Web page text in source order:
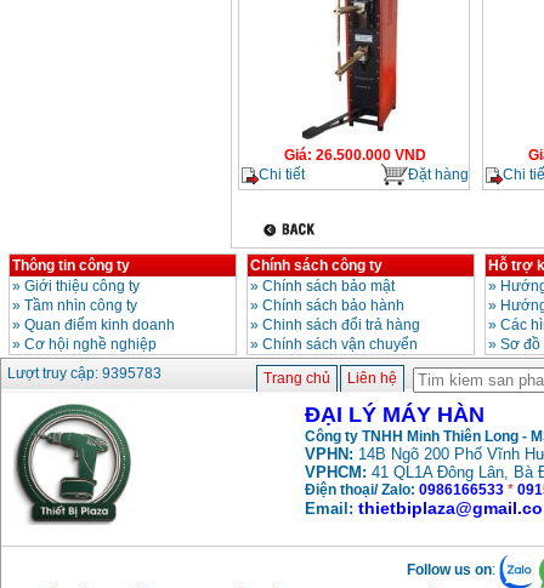
Giá: 26.500.000 VND
Chi tiết
Đặt hàng
Chi
Thông tin công ty
» Giới thiệu công ty
» Tầm nhìn công ty
» Quan điểm kinh doanh
» Cơ hội nghề nghiệp
Chính sách công ty
» Chính sách bảo mật
» Chính sách bảo hành
» Chinh sách đổi trả hàng
» Chính sách vận chuyển
Hỗ trợ
»
»
» Các
» Sơ
Lượt truy cập: 9395783
Trang chủ Liên hệ
ĐẠI LÝ MÁY HÀN
Công ty TNHH Minh Thiên Long -
VPHN: 14B Ngõ 200 Phố Vĩnh
VPHCM: 41 QL1A Đông Lân, Bà
Điện thoại/ Zalo: 0986166533 *
Email:
Follow us on: